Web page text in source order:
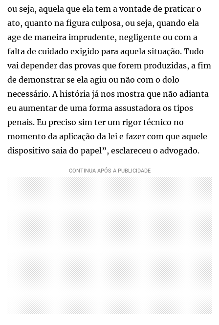
ou seja, aquela que ela tem a vontade de praticar o
ato, quanto na figura culposa, ou seja, quando ela
age de maneira imprudente, negligente ou com a
falta de cuidado exigido para aquela situação. Tudo
vai depender das provas que forem produzidas, a fim
de demonstrar se ela agiu ou não com o dolo
necessário. A história já nos mostra que não adianta
eu aumentar de uma forma assustadora os tipos
penais. Eu preciso sim ter um rigor técnico no
momento da aplicação da lei e fazer com que aquele
dispositivo saia do papel”, esclareceu o advogado.